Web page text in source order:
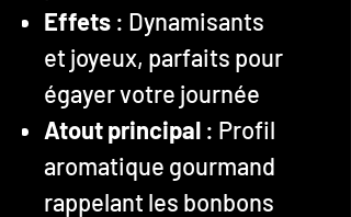
Effets : Dynamisants
et joyeux, parfaits pour
égayer votre journée
Atout principal : Profil
aromatique gourmand
rappelant les bonbons